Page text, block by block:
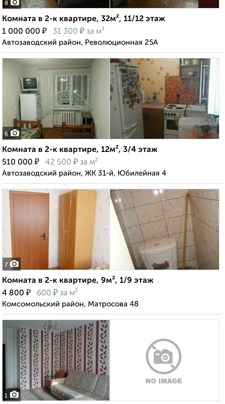
8
Комната в 2-к квартире, 32м², 11/12 этаж
1 000 000 ₽ 31 300 ₽ за м²
Автозаводский район, Революционная 25А
6
Комната в 2-к квартире, 12м², 3/4 этаж
510 000 ₽ 42 500 ₽ за м²
Автозаводский район, ЖК 31-й, Юбилейная 4
7
Комната в 2-к квартире, 9м², 1/9 этаж
4 800 ₽ 600 ₽ за м²
Комсомольский район, Матросова 48
1